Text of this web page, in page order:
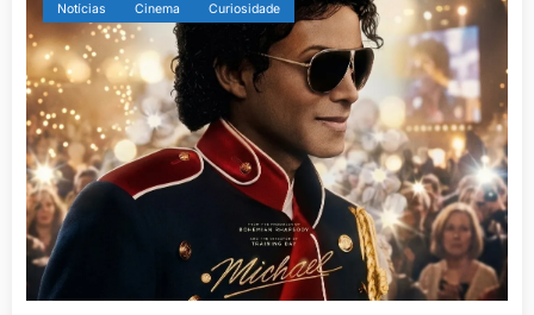
Notícias Cinema Curiosidade